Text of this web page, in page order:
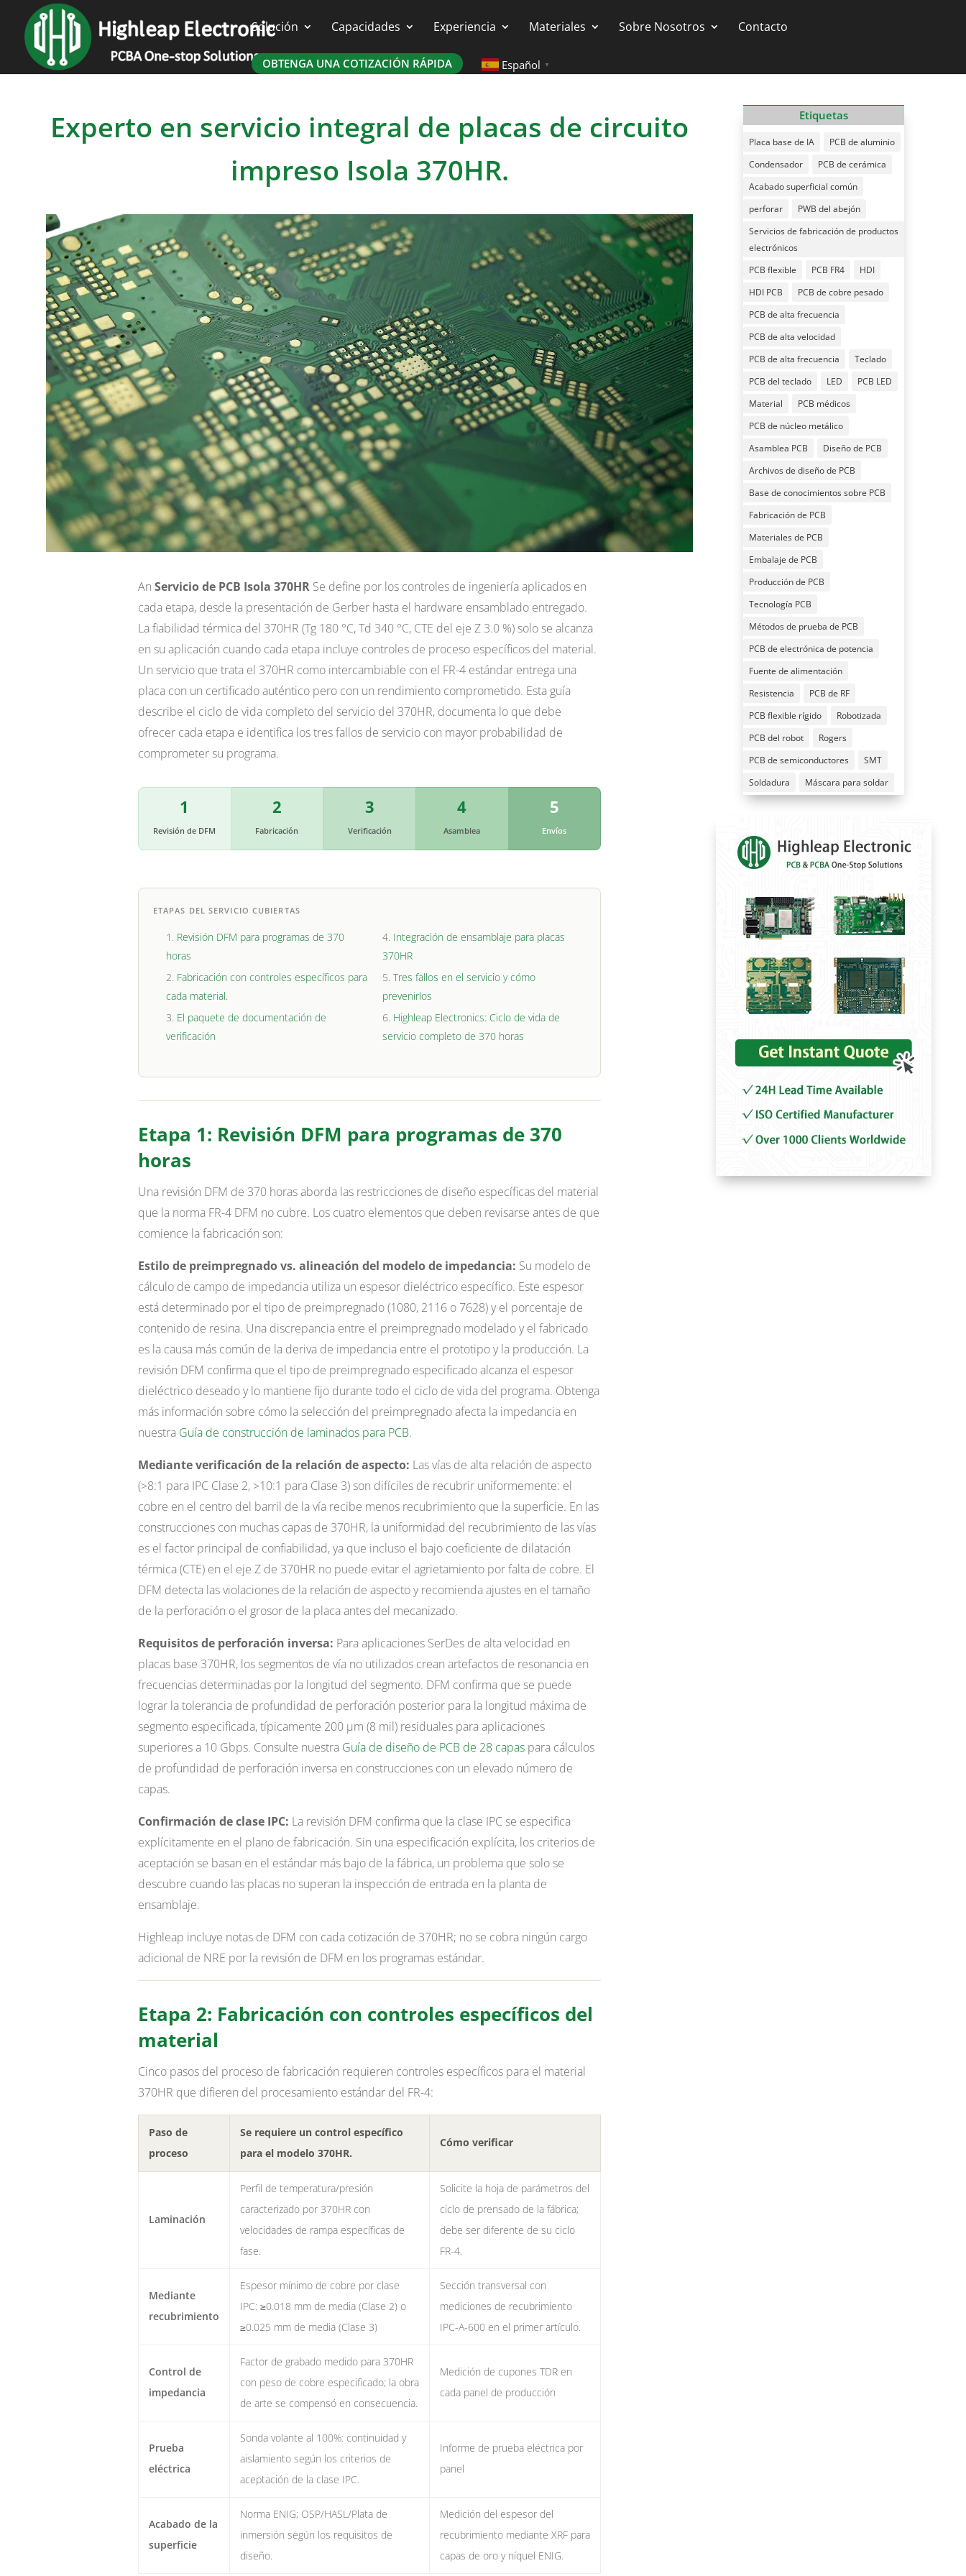
Solución Capacidades Experiencia Materiales Sobre Nosotros Contacto
OBTENGA UNA COTIZACIÓN RÁPIDA Español ▼
Experto en servicio integral de placas de circuito
impreso Isola 370HR.
An Servicio de PCB Isola 370HRSe define por los controles de ingeniería aplicados en
cada etapa, desde la presentación de Gerber hasta el hardware ensamblado entregado.
La fiabilidad térmica del 370HR (Tg 180 °C, Td 340 °C, CTE del eje Z 3.0 %) solo se alcanza
en su aplicación cuando cada etapa incluye controles de proceso específicos del material.
Un servicio que trata el 370HR como intercambiable con el FR-4 estándar entrega una
placa con un certificado auténtico pero con un rendimiento comprometido. Esta guía
describe el ciclo de vida completo del servicio del 370HR, documenta lo que debe
ofrecer cada etapa e identifica los tres fallos de servicio con mayor probabilidad de
comprometer su programa.
1
Revisión de DFM
2
Fabricación
3
Verificación
4
Asamblea
5
Envíos
ETAPAS DEL SERVICIO CUBIERTAS
Revisión DFM para programas de 370
horas
Fabricación con controles específicos para
cada material.
El paquete de documentación de
verificación
Integración de ensamblaje para placas
370HR
Tres fallos en el servicio y cómo
prevenirlos
Highleap Electronics: Ciclo de vida de
servicio completo de 370 horas
Etapa 1: Revisión DFM para programas de 370
horas
Una revisión DFM de 370 horas aborda las restricciones de diseño específicas del material
que la norma FR-4 DFM no cubre. Los cuatro elementos que deben revisarse antes de que
comience la fabricación son:
Estilo de preimpregnado vs. alineación del modelo de impedancia: Su modelo de
cálculo de campo de impedancia utiliza un espesor dieléctrico específico. Este espesor
está determinado por el tipo de preimpregnado (1080, 2116 o 7628) y el porcentaje de
contenido de resina. Una discrepancia entre el preimpregnado modelado y el fabricado
es la causa más común de la deriva de impedancia entre el prototipo y la producción. La
revisión DFM confirma que el tipo de preimpregnado especificado alcanza el espesor
dieléctrico deseado y lo mantiene fijo durante todo el ciclo de vida del programa. Obtenga
más información sobre cómo la selección del preimpregnado afecta la impedancia en
nuestra Guía de construcción de laminados para PCB.
Mediante verificación de la relación de aspecto: Las vías de alta relación de aspecto
(>8:1 para IPC Clase 2, >10:1 para Clase 3) son difíciles de recubrir uniformemente: el
cobre en el centro del barril de la vía recibe menos recubrimiento que la superficie. En las
construcciones con muchas capas de 370HR, la uniformidad del recubrimiento de las vías
es el factor principal de confiabilidad, ya que incluso el bajo coeficiente de dilatación
térmica (CTE) en el eje Z de 370HR no puede evitar el agrietamiento por falta de cobre. El
DFM detecta las violaciones de la relación de aspecto y recomienda ajustes en el tamaño
de la perforación o el grosor de la placa antes del mecanizado.
Requisitos de perforación inversa: Para aplicaciones SerDes de alta velocidad en
placas base 370HR, los segmentos de vía no utilizados crean artefactos de resonancia en
frecuencias determinadas por la longitud del segmento. DFM confirma que se puede
lograr la tolerancia de profundidad de perforación posterior para la longitud máxima de
segmento especificada, típicamente 200 µm (8 mil) residuales para aplicaciones
superiores a 10 Gbps. Consulte nuestra Guía de diseño de PCB de 28 capaspara cálculos
de profundidad de perforación inversa en construcciones con un elevado número de
capas.
Confirmación de clase IPC: La revisión DFM confirma que la clase IPC se especifica
explícitamente en el plano de fabricación. Sin una especificación explícita, los criterios de
aceptación se basan en el estándar más bajo de la fábrica, un problema que solo se
descubre cuando las placas no superan la inspección de entrada en la planta de
ensamblaje.
Highleap incluye notas de DFM con cada cotización de 370HR; ​​no se cobra ningún cargo
adicional de NRE por la revisión de DFM en los programas estándar.
Etapa 2: Fabricación con controles específicos del
material
Cinco pasos del proceso de fabricación requieren controles específicos para el material
370HR que difieren del procesamiento estándar del FR-4:
Paso de
proceso
Se requiere un control específico
para el modelo 370HR.
Cómo verificar
Laminación
Perfil de temperatura/presión
caracterizado por 370HR con
velocidades de rampa específicas de
fase.
Solicite la hoja de parámetros del
ciclo de prensado de la fábrica;
debe ser diferente de su ciclo
FR-4.
Mediante
recubrimiento
Espesor mínimo de cobre por clase
IPC: ≥0.018 mm de media (Clase 2) o
≥0.025 mm de media (Clase 3)
Sección transversal con
mediciones de recubrimiento
IPC-A-600 en el primer artículo.
Control de
impedancia
Factor de grabado medido para 370HR
con peso de cobre especificado; la obra
de arte se compensó en consecuencia.
Medición de cupones TDR en
cada panel de producción
Prueba
eléctrica
Sonda volante al 100%: continuidad y
aislamiento según los criterios de
aceptación de la clase IPC.
Informe de prueba eléctrica por
panel
Acabado de la
superficie
Norma ENIG; OSP/HASL/Plata de
inmersión según los requisitos de
diseño.
Medición del espesor del
recubrimiento mediante XRF para
capas de oro y níquel ENIG.
Etiquetas
Placa base de IA
PCB de aluminio
Condensador
PCB de cerámica
Acabado superficial común
perforar
PWB del abejón
Servicios de fabricación de productos
electrónicos
PCB flexible
PCB FR4
HDI
HDI PCB
PCB de cobre pesado
PCB de alta frecuencia
PCB de alta velocidad
PCB de alta frecuencia
Teclado
PCB del teclado
LED
PCB LED
Material
PCB médicos
PCB de núcleo metálico
Asamblea PCB
Diseño de PCB
Archivos de diseño de PCB
Base de conocimientos sobre PCB
Fabricación de PCB
Materiales de PCB
Embalaje de PCB
Producción de PCB
Tecnología PCB
Métodos de prueba de PCB
PCB de electrónica de potencia
Fuente de alimentación
Resistencia
PCB de RF
PCB flexible rígido
Robotizada
PCB del robot
Rogers
PCB de semiconductores
SMT
Soldadura
Máscara para soldar